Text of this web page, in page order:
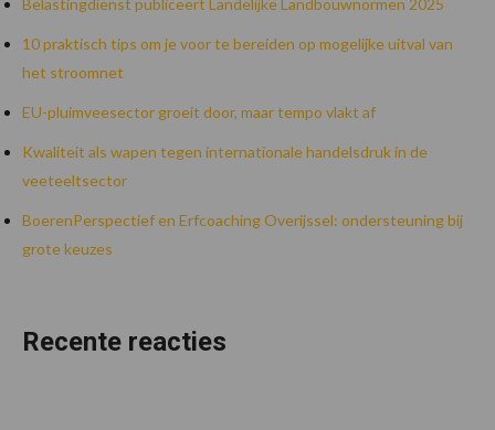
10 praktisch tips om je voor te bereiden op mogelijke uitval van
het stroomnet
EU-pluimveesector groeit door, maar tempo vlakt af
Kwaliteit als wapen tegen internationale handelsdruk in de
veeteeltsector
BoerenPerspectief en Erfcoaching Overijssel: ondersteuning bij
grote keuzes
Recente reacties